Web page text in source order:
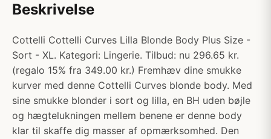
Beskrivelse
Cottelli Cottelli Curves Lilla Blonde Body Plus Size -
Sort - XL. Kategori: Lingerie. Tilbud: nu 296.65 kr.
(regalo 15% fra 349.00 kr.) Fremhæv dine smukke
kurver med denne Cottelli Curves blonde body. Med
sine smukke blonder i sort og lilla, en BH uden bøjle
og hægtelukningen mellem benene er denne body
klar til skaffe dig masser af opmærksomhed. Den